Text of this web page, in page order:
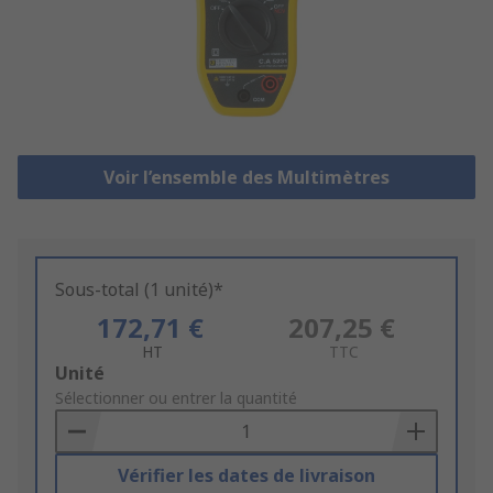
Voir l’ensemble des Multimètres
Sous-total (1 unité)*
172,71 €
HT
207,25 €
TTC
Add
to
Basket
Unité
Sélectionner ou entrer la quantité
Vérifier les dates de livraison